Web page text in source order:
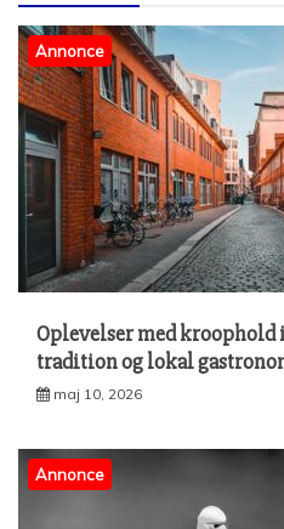
Annonce
Oplevelser med kroophold
tradition og lokal
maj 10, 2026
Annonce